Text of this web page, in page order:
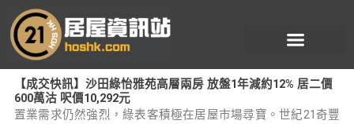
至
【成交快訊】沙田綠怡雅苑高層兩房 放盤1年減約12% 居二價
600萬沽 呎價10,292元
置業需求仍然強烈，綠表客積極在居屋市場尋寶。世紀21奇豐